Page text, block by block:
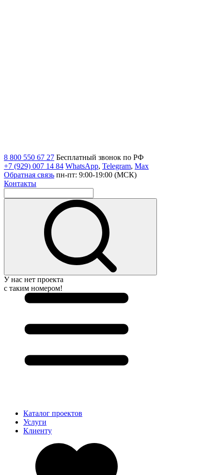
8 800 550 67 27 Бесплатный звонок по РФ
+7 (929) 007 14 84 WhatsApp, Telegram, Max
Обратная связь пн-пт: 9:00-19:00 (МСК)
Контакты
У нас нет проекта
с таким номером!
Каталог проектов
Услуги
Клиенту